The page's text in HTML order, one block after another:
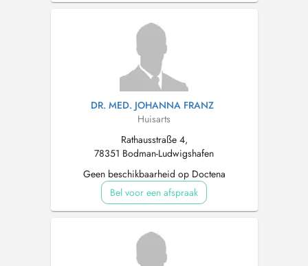
DR. MED. JOHANNA FRANZ
Huisarts
Rathausstraße 4,
78351 Bodman-Ludwigshafen
Geen beschikbaarheid op Doctena
Bel voor een afspraak